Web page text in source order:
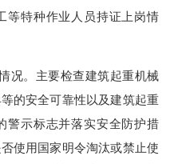
等特种作业人员持证上岗情
。主要检查建筑起重机械
的安全可靠性以及建筑起重
警示标志并落实安全防护措
使用国家明令淘汰或禁止使